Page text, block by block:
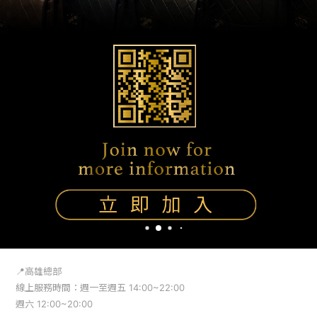
📍高雄總部
線上服務時間：週一至週五 14:00~22:00
週六 12:00~20:00